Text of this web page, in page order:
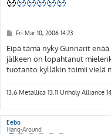
P
s
t
Fri Mar 10, 2006 14:23
Eipä tämä nyky Gunnarit
jälkeen on lopahtanut
tuotanto kylläkin toimii vielä
13.6 Metallica 13.11 Unholy Alliance
Eebo
Hang-Around